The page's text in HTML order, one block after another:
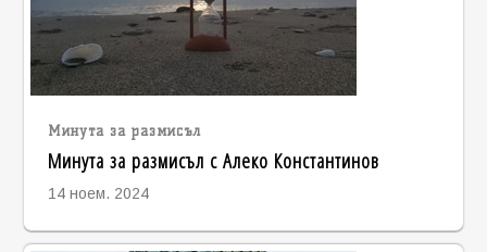
Минута за размисъл
Минута за размисъл с Алеко Константинов
14 ноем. 2024